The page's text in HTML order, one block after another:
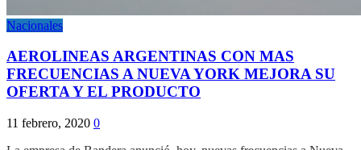
Nacionales
AEROLINEAS ARGENTINAS CON MAS
FRECUENCIAS A NUEVA YORK MEJORA SU
OFERTA Y EL PRODUCTO
11 febrero, 2020 0